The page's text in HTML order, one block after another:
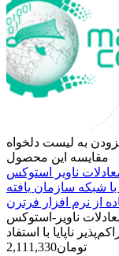
به لیست دلخواه
مقایسه این محصول
ناویر استوکس
شبکه سازمان یافته
از نرم افزار فرترن
ناویر-استوکس
2,111,330تومان